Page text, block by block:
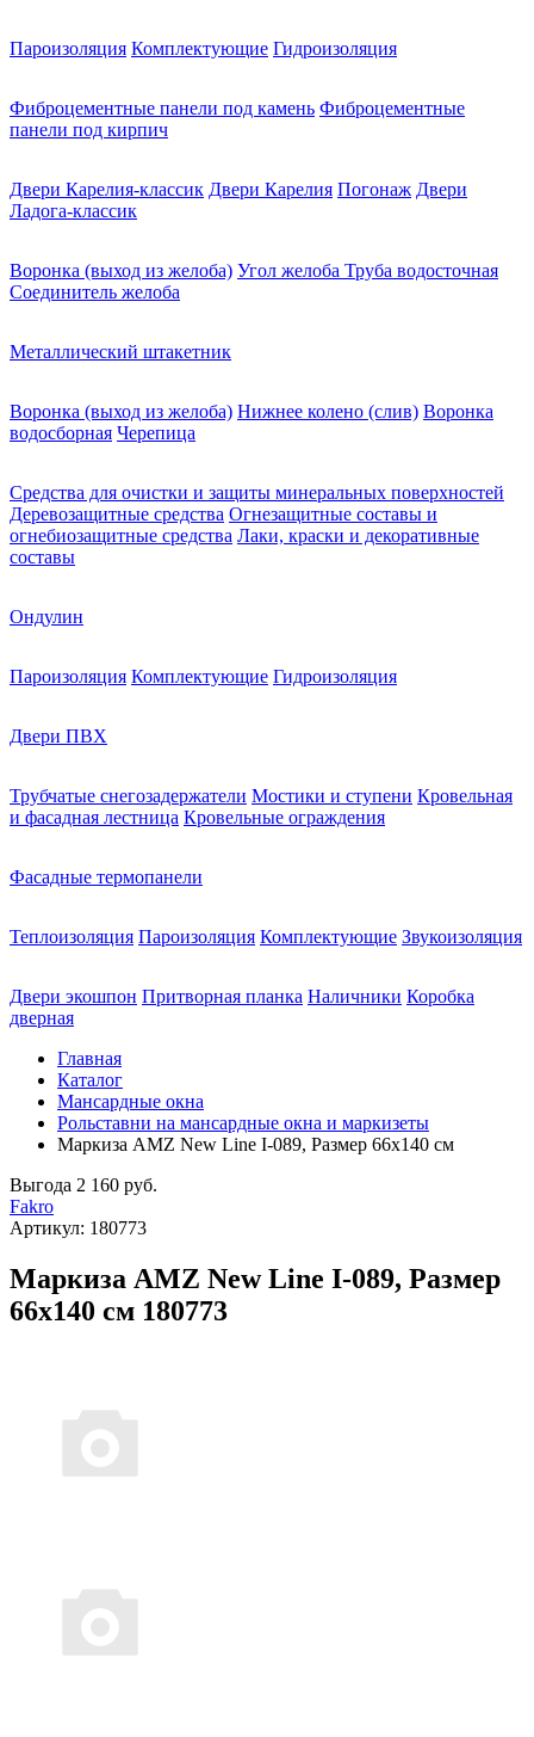
Пароизоляция Комплектующие Гидроизоляция
Фиброцементные панели под камень Фиброцементные
панели под кирпич
Двери Карелия-классик Двери Карелия Погонаж Двери
Ладога-классик
Воронка (выход из желоба) Угол желоба Труба водосточная
Соединитель желоба
Металлический штакетник
Воронка (выход из желоба) Нижнее колено (слив) Воронка
водосборная Черепица
Средства для очистки и защиты минеральных поверхностей
Деревозащитные средства Огнезащитные составы и
огнебиозащитные средства Лаки, краски и декоративные
составы
Ондулин
Пароизоляция Комплектующие Гидроизоляция
Двери ПВХ
Трубчатые снегозадержатели Мостики и ступени Кровельная
и фасадная лестница Кровельные ограждения
Фасадные термопанели
Теплоизоляция Пароизоляция Комплектующие Звукоизоляция
Двери экошпон Притворная планка Наличники Коробка
дверная
Главная
Каталог
Мансардные окна
Рольставни на мансардные окна и маркизеты
Маркиза AMZ New Line I-089, Размер 66х140 см
Выгода 2 160 руб.
Fakro
Артикул: 180773
Маркиза AMZ New Line I-089, Размер
66х140 см 180773